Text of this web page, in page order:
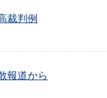
裁判例
報道から